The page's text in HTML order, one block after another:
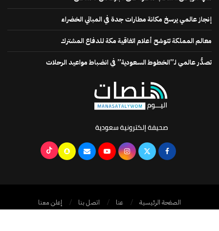
إنجاز عالمي يرسخ مكانة مطارات جدة في المباني الخضراء
معالم المملكة تتوشح أعلام اتفاقية مكة للدفاع المشترك
تصدُّر عالمي لـ”الخطوط السعودية” في انضباط مواعيد الرحلات
الصفحة الرئيسية عنا اتصل بنا إعلن معنا